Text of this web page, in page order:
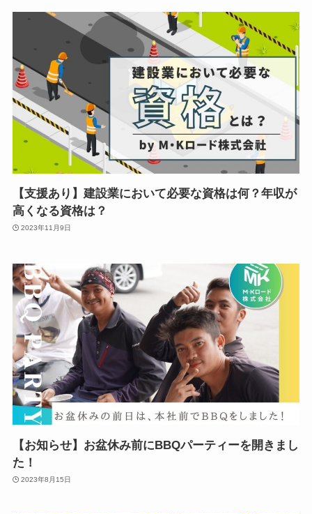
【支援あり】建設業において必要な資格は何？年収が
高くなる資格は？
2023年11月9日
【お知らせ】お盆休み前にBBQパーティーを開きまし
た！
2023年8月15日